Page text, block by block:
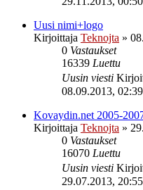
Uusi nimi+logo
Kirjoittaja Teknojta »
0 Vastaukset
16339 Luettu
Uusin viesti
08.09.2013, 02:39
Kovaydin.net 2005-
Kirjoittaja Teknojta »
0 Vastaukset
16070 Luettu
Uusin viesti
29.07.2013, 20:55